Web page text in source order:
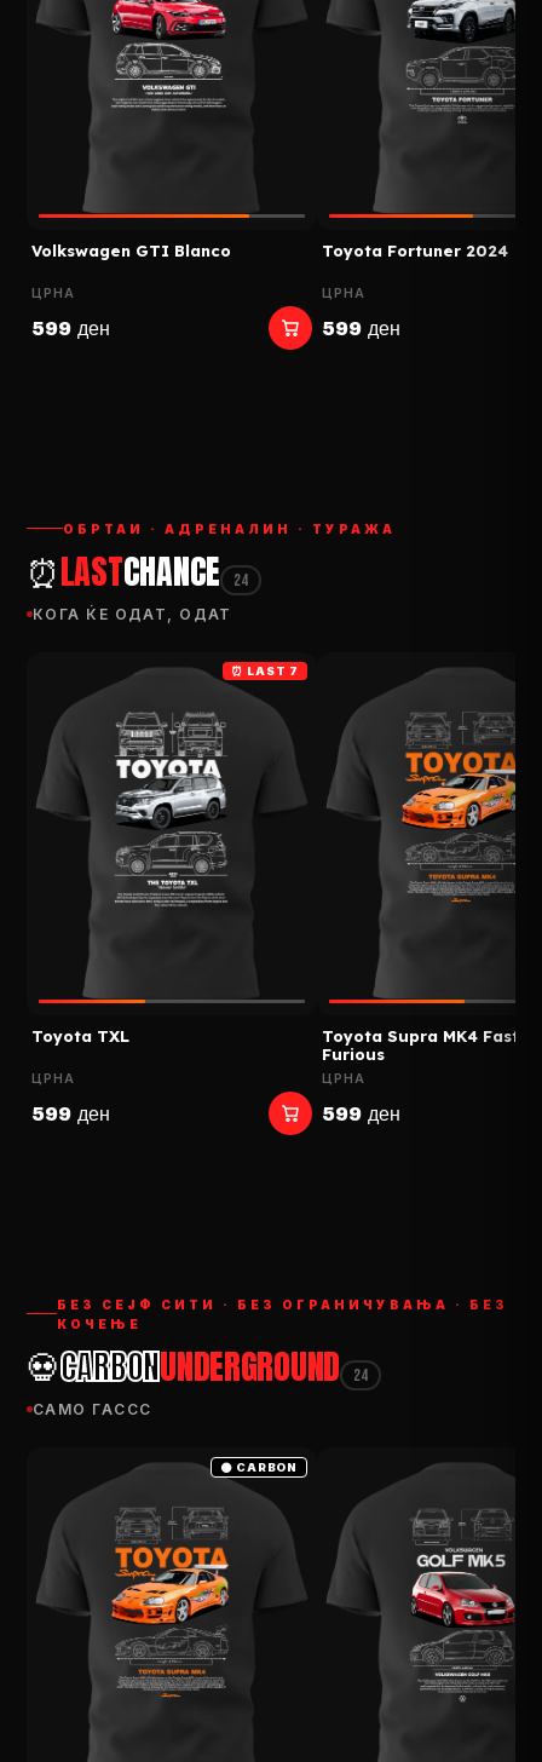
Volkswagen GTI Blanco
ЦРНА
599 ден
Toyota Fortuner 2024
ЦРНА
599 ден
ОБРТАИ · АДРЕНАЛИН · ТУРАЖА
⏰LASTCHANCE 24
КОГА ЌЕ ОДАТ, ОДАТ
⏰ LAST 7
Toyota TXL
ЦРНА
599 ден
Toyota Supra MK4 Fast
Furious
ЦРНА
599 ден
БЕЗ СЕЈФ СИТИ · БЕЗ ОГРАНИЧУВАЊА · БЕЗ
КОЧЕЊЕ
💀CARBONUNDERGROUND 24
САМО ГАССС
⚫ CARBON
PRODUCT
— ден
ИЗБЕРИ ОПЦИИ...
ПЛАТИ ПРИ ДОСТАВА ВО КЕШ